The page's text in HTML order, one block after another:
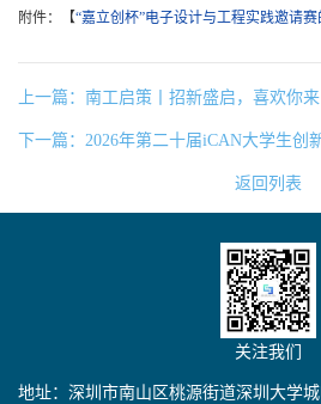
附件：【“嘉立创杯”电子设计与工程实践邀请
上一篇：南工启策丨招新盛启，喜欢你来
下一篇：2026年第二十届iCAN大学生创
返回列表
关注我们
地址：深圳市南山区桃源街道深圳大学